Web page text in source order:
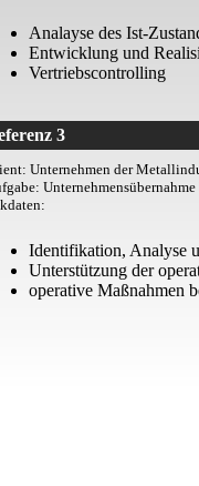
Analayse des Ist-
Entwicklung und
Vertriebscontrolling
3
Unternehmen der
Identifikation, Analyse
Unterstützung der
operative Maßnahmen